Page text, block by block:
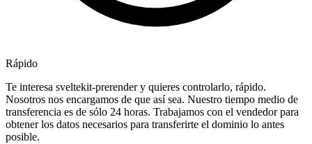
Rápido
Te interesa sveltekit-prerender y quieres controlarlo, rápido.
Nosotros nos encargamos de que así sea. Nuestro tiempo medio de
transferencia es de sólo 24 horas. Trabajamos con el vendedor para
obtener los datos necesarios para transferirte el dominio lo antes
posible.